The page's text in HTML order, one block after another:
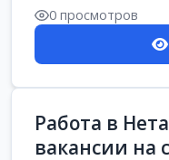
0 просмотров
Работа в
вакансии на